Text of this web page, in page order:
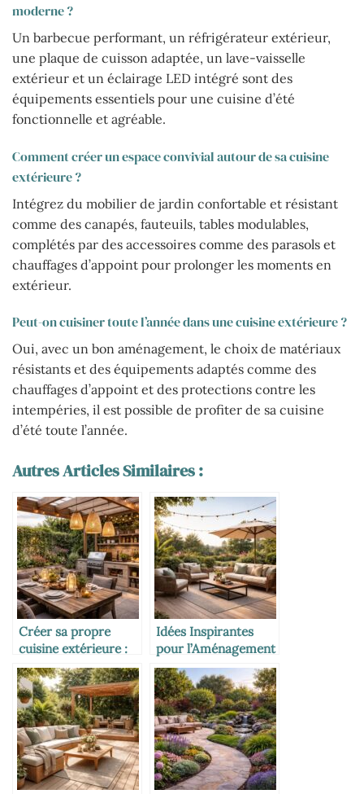
moderne ?
Un barbecue performant, un réfrigérateur extérieur,
une plaque de cuisson adaptée, un lave-vaisselle
extérieur et un éclairage LED intégré sont des
équipements essentiels pour une cuisine d’été
fonctionnelle et agréable.
Comment créer un espace convivial autour de sa cuisine
extérieure ?
Intégrez du mobilier de jardin confortable et résistant
comme des canapés, fauteuils, tables modulables,
complétés par des accessoires comme des parasols et
chauffages d’appoint pour prolonger les moments en
extérieur.
Peut-on cuisiner toute l’année dans une cuisine extérieure ?
Oui, avec un bon aménagement, le choix de matériaux
résistants et des équipements adaptés comme des
chauffages d’appoint et des protections contre les
intempéries, il est possible de profiter de sa cuisine
d’été toute l’année.
Autres Articles Similaires :
Créer sa propre
cuisine extérieure :
guide DIY pour un
espace gourmand et
convivial
Idées Inspirantes
pour l’Aménagement
de Votre Terrasse
Extérieure